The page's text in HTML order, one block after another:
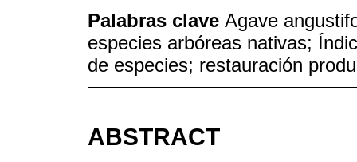
Palabras clave Agave
especies arbóreas nativas;
de especies; restauración
ABSTRACT